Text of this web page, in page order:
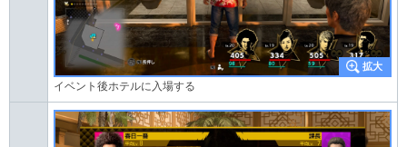
イベント後ホテルに入場する